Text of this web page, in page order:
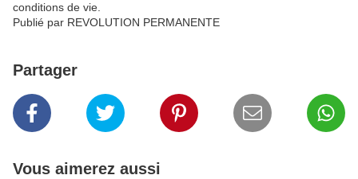
conditions de vie.
Publié par REVOLUTION PERMANENTE
Partager
Vous aimerez aussi